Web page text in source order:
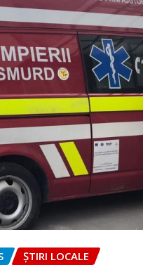
ȘTIRI LOCALE